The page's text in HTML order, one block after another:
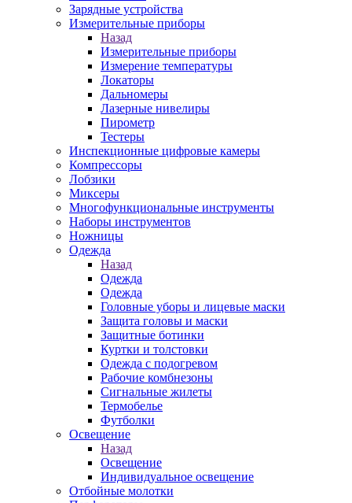
Зарядные устройства
Измерительные приборы
Назад
Измерительные приборы
Измерение температуры
Локаторы
Дальномеры
Лазерные нивелиры
Пирометр
Тестеры
Инспекционные цифровые камеры
Компрессоры
Лобзики
Миксеры
Многофункциональные инструменты
Наборы инструментов
Ножницы
Одежда
Назад
Одежда
Одежда
Головные уборы и лицевые маски
Защита головы и маски
Защитные ботинки
Куртки и толстовки
Одежда с подогревом
Рабочие комбнезоны
Сигнальные жилеты
Термобелье
Футболки
Освещение
Назад
Освещение
Индивидуальное освещение
Отбойные молотки